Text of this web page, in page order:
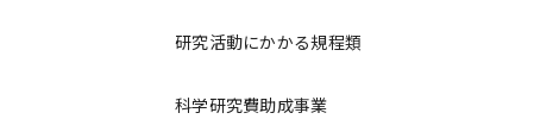
研究活動にかかる規程類
科学研究費助成事業